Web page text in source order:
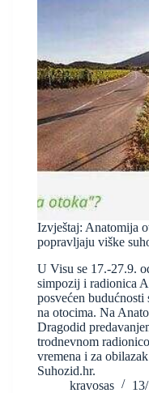
Izvještaj: Anatomija
popravljaju viške
U Visu se 17.-27.9.
simpozij i radionica
posvećen
na otocima. Na
Dragodid
trodnevnom
vremena i za
Suhozid.hr.
kravosas